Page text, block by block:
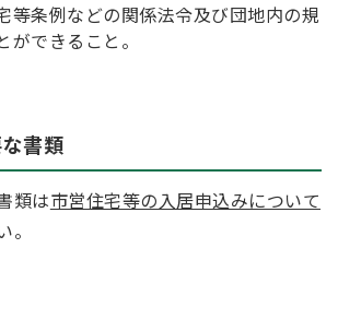
等条例などの関係法令及び団地内の規
ができること。
書類
類は市営住宅等の入居申込みについて